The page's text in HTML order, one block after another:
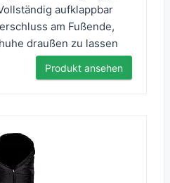
aufklappbar
am Fußende,
draußen zu lassen
Produkt ansehen